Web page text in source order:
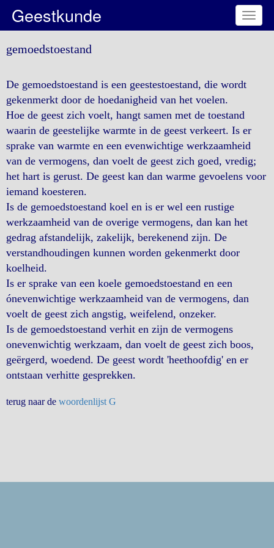
Toggle
Geestkunde
gemoedstoestand
De gemoedstoestand is een geestestoestand, die wordt
gekenmerkt door de hoedanigheid van het voelen.
Hoe de geest zich voelt, hangt samen met de toestand
waarin de geestelijke warmte in de geest verkeert. Is er
sprake van warmte en een evenwichtige werkzaamheid
van de vermogens, dan voelt de geest zich goed, vredig;
het hart is gerust. De geest kan dan warme gevoelens voor
iemand koesteren.
Is de gemoedstoestand koel en is er wel een rustige
werkzaamheid van de overige vermogens, dan kan het
gedrag afstandelijk, zakelijk, berekenend zijn. De
verstandhoudingen kunnen worden gekenmerkt door
koelheid.
Is er sprake van een koele gemoedstoestand en een
ónevenwichtige werkzaamheid van de vermogens, dan
voelt de geest zich angstig, weifelend, onzeker.
Is de gemoedstoestand verhit en zijn de vermogens
onevenwichtig werkzaam, dan voelt de geest zich boos,
geërgerd, woedend. De geest wordt 'heethoofdig' en er
ontstaan verhitte gesprekken.
terug naar de woordenlijst G